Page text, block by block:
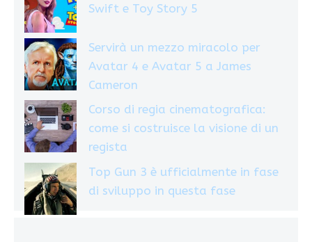
Swift e Toy Story 5
Servirà un mezzo miracolo per
Avatar 4 e Avatar 5 a James
Cameron
Corso di regia cinematografica:
come si costruisce la visione di un
regista
Top Gun 3 è ufficialmente in fase
di sviluppo in questa fase